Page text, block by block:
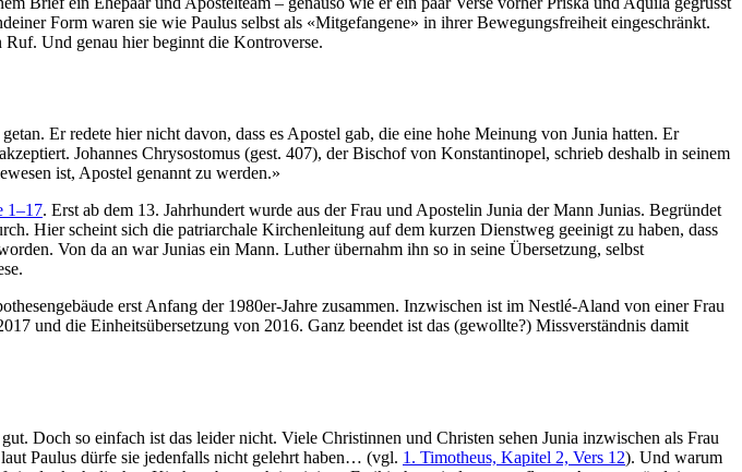
Form waren sie wie Paulus selbst als «Mitgefangene» in ihrer Bewegungsfreiheit eingeschränkt.
Ruf. Und genau hier beginnt die Kontroverse.
Er redete hier nicht davon, dass es Apostel gab, die eine hohe Meinung von Junia hatten. Er
Johannes Chrysostomus (gest. 407), der Bischof von Konstantinopel, schrieb deshalb in seinem
ist, Apostel genannt zu werden.»
1–17. Erst ab dem 13. Jahrhundert wurde aus der Frau und Apostelin Junia der Mann Junias. Begründet
Hier scheint sich die patriarchale Kirchenleitung auf dem kurzen Dienstweg geeinigt zu haben, dass
Von da an war Junias ein Mann. Luther übernahm ihn so in seine Übersetzung, selbst
erst Anfang der 1980er-Jahre zusammen. Inzwischen ist im Nestlé-Aland von einer Frau
und die Einheitsübersetzung von 2016. Ganz beendet ist das (gewollte?) Missverständnis damit
Doch so einfach ist das leider nicht. Viele Christinnen und Christen sehen Junia inzwischen als Frau
Paulus dürfe sie jedenfalls nicht gelehrt haben… (vgl. 1. Timotheus, Kapitel 2, Vers 12). Und warum